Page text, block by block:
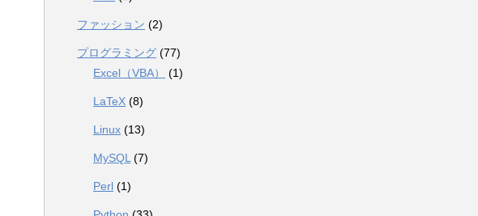
ファッション (2)
プログラミング (77)
Excel（VBA）
(1)
LaTeX (8)
Linux (13)
MySQL (7)
Perl (1)